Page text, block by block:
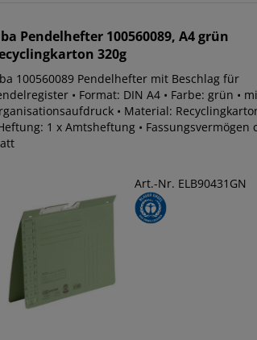
Pendelhefter 100560089, A4 grün
320g
100560089 Pendelhefter mit Beschlag für
• Format: DIN A4 • Farbe: grün •
• Material:
1 x Amtsheftung • Fassungsvermögen
Art.-Nr. ELB90431GN